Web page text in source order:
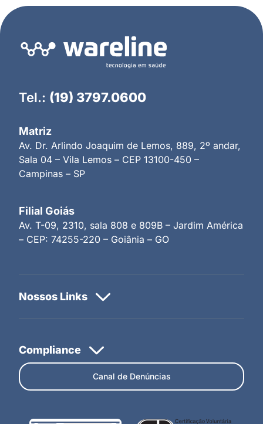
Tel.: (19) 3797.0600
Matriz
Av. Dr. Arlindo Joaquim de Lemos, 889, 2º andar,
Sala 04 – Vila Lemos – CEP 13100-450 –
Campinas – SP
Filial Goiás
Av. T-09, 2310, sala 808 e 809B – Jardim América
– CEP: 74255-220 – Goiânia – GO
Canal de Denúncias